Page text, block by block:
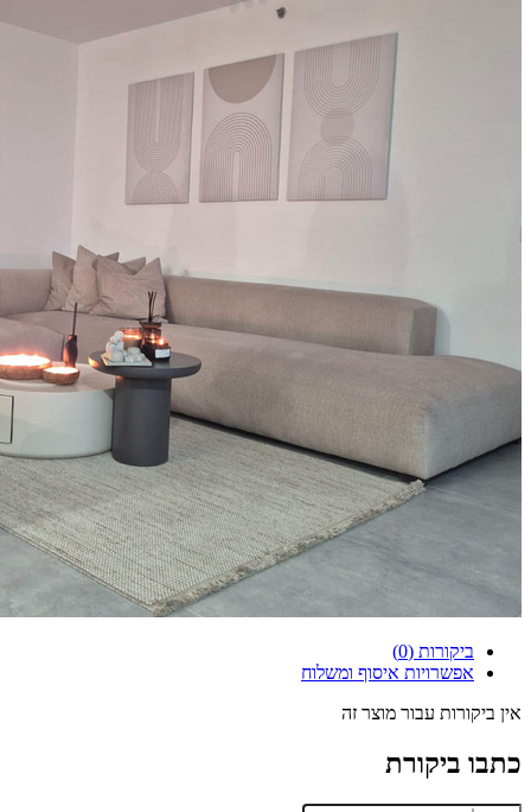
ביקורות (0)
אפשרויות איסוף ומשלוח
אין ביקורות עבור מוצר זה
כתבו ביקורת